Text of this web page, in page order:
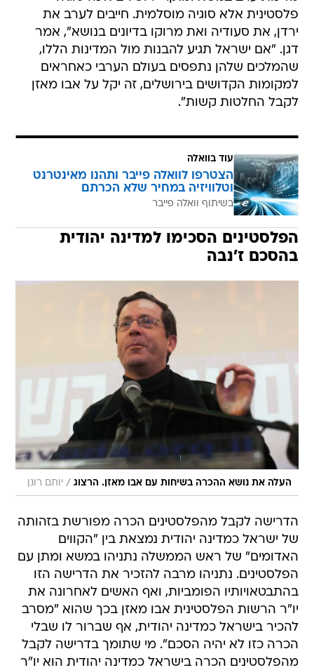
פלסטינית אלא סוגיה מוסלמית. חייבים לערב את
ירדן, את סעודיה ואת מרוקו בדיונים בנושא", אמר
דגן. "אם ישראל תגיע להבנות מול המדינות הללו,
שהמלכים שלהן נתפסים בעולם הערבי כאחראים
למקומות הקדושים בירושלים, זה יקל על אבו מאזן
לקבל החלטות קשות".
עוד בוואלה
הצטרפו לוואלה פייבר ותהנו מאינטרנט
וטלוויזיה במחיר שלא הכרתם
בשיתוף וואלה פייבר
הפלסטינים הסכימו למדינה יהודית
בהסכם ז'נבה
העלה את נושא ההכרה בשיחות עם אבו מאזן. הרצוג / יותם רונן
הדרישה לקבל מהפלסטינים הכרה מפורשת בזהותה
של ישראל כמדינה יהודית נמצאת בין "הקווים
האדומים" של ראש הממשלה נתניהו במשא ומתן עם
הפלסטינים. נתניהו מרבה להזכיר את הדרישה הזו
בהתבטאויותיו הפומביות, ואף האשים לאחרונה את
יו"ר הרשות הפלסטינית אבו מאזן בכך שהוא "מסרב
להכיר בישראל כמדינה יהודית, אף שברור לו שבלי
הכרה כזו לא יהיה הסכם". מי שתומך בדרישה לקבל
מהפלסטינים הכרה בישראל כמדינה יהודית הוא יו"ר